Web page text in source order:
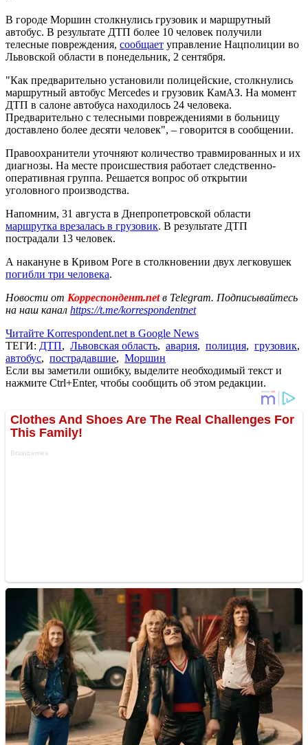
В городе Моршин столкнулись грузовик и маршрутный
автобус. В результате ДТП более 10 человек получили
телесные повреждения, сообщает управление Нацполиции во
Львовской области в понедельник, 2 сентября.
"Как предварительно установили полицейские, столкнулись
маршрутный автобус Mercedes и грузовик КамАЗ. На момент
ДТП в салоне автобуса находилось 24 человека.
Предварительно с телесными повреждениями в больницу
доставлено более десяти человек", – говорится в сообщении.
Правоохранители уточняют количество травмированных и их
диагнозы. На месте происшествия работает следственно-
оперативная группа. Решается вопрос об открытии
уголовного производства.
Напомним, 31 августа в Днепропетровской области
маршрутка врезалась в грузовик. В результате ДТП
пострадали 13 человек.
А накануне в Кривом Роге в столкновении двух легковушек
погибли три человека.
Новости от Корреспондент.netв Telegram. Подписывайтесь
на наш канал https://t.me/korrespondentnet
Читайте Korrespondent.net в Google News
ТЕГИ: ДТП, Львовская область, авария, полиция, грузовик,
автобус, пострадавшие, Моршин
Если вы заметили ошибку, выделите необходимый текст и
нажмите Ctrl+Enter, чтобы сообщить об этом редакции.